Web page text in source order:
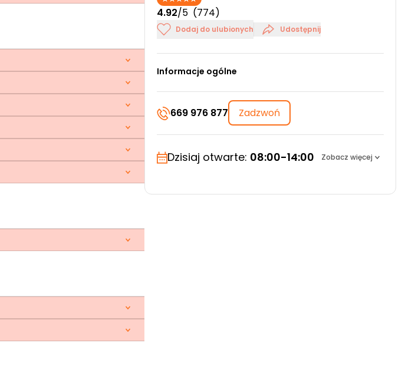
4.92/5 (774)
Dodaj do ulubionych Udostępnij
Informacje ogólne
669 976 877 Zadzwoń
Dzisiaj otwarte: 08:00-14:00 Zobacz więcej